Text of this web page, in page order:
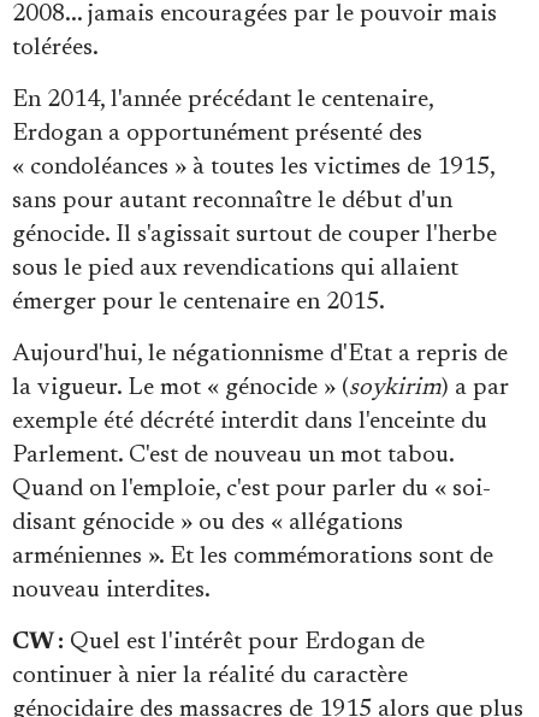
2008... jamais encouragées par le pouvoir mais
tolérées.
En 2014, l'année précédant le centenaire,
Erdogan a opportunément présenté des
« condoléances » à toutes les victimes de 1915,
sans pour autant reconnaître le début d'un
génocide. Il s'agissait surtout de couper l'herbe
sous le pied aux revendications qui allaient
émerger pour le centenaire en 2015.
Aujourd'hui, le négationnisme d'Etat a repris de
la vigueur. Le mot « génocide » (soykirim) a par
exemple été décrété interdit dans l'enceinte du
Parlement. C'est de nouveau un mot tabou.
Quand on l'emploie, c'est pour parler du « soi-
disant génocide » ou des « allégations
arméniennes ». Et les commémorations sont de
nouveau interdites.
CW : Quel est l'intérêt pour Erdogan de
continuer à nier la réalité du caractère
génocidaire des massacres de 1915 alors que plus